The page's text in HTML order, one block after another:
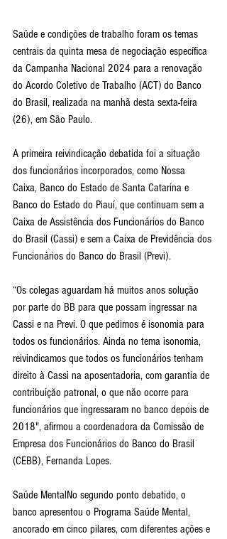
Saúde e condições de trabalho foram os temas
centrais da quinta mesa de negociação específica
da Campanha Nacional 2024 para a renovação
do Acordo Coletivo de Trabalho (ACT) do Banco
do Brasil, realizada na manhã desta sexta-feira
(26), em São Paulo.
A primeira reivindicação debatida foi a situação
dos funcionários incorporados, como Nossa
Caixa, Banco do Estado de Santa Catarina e
Banco do Estado do Piauí, que continuam sem a
Caixa de Assistência dos Funcionários do Banco
do Brasil (Cassi) e sem a Caixa de Previdência dos
Funcionários do Banco do Brasil (Previ).
“Os colegas aguardam há muitos anos solução
por parte do BB para que possam ingressar na
Cassi e na Previ. O que pedimos é isonomia para
todos os funcionários. Ainda no tema isonomia,
reivindicamos que todos os funcionários tenham
direito à Cassi na aposentadoria, com garantia de
contribuição patronal, o que não ocorre para
funcionários que ingressaram no banco depois de
2018", afirmou a coordenadora da Comissão de
Empresa dos Funcionários do Banco do Brasil
(CEBB), Fernanda Lopes.
Saúde MentalNo segundo ponto debatido, o
banco apresentou o Programa Saúde Mental,
ancorado em cinco pilares, com diferentes ações e